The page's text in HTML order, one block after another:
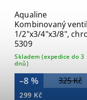
Aqualine
Kombinovaný ventil
1/2"x3/4"x3/8",
5309
Skladem (expedice do 3
dnů)
325 Kč
–8 %
299 Kč